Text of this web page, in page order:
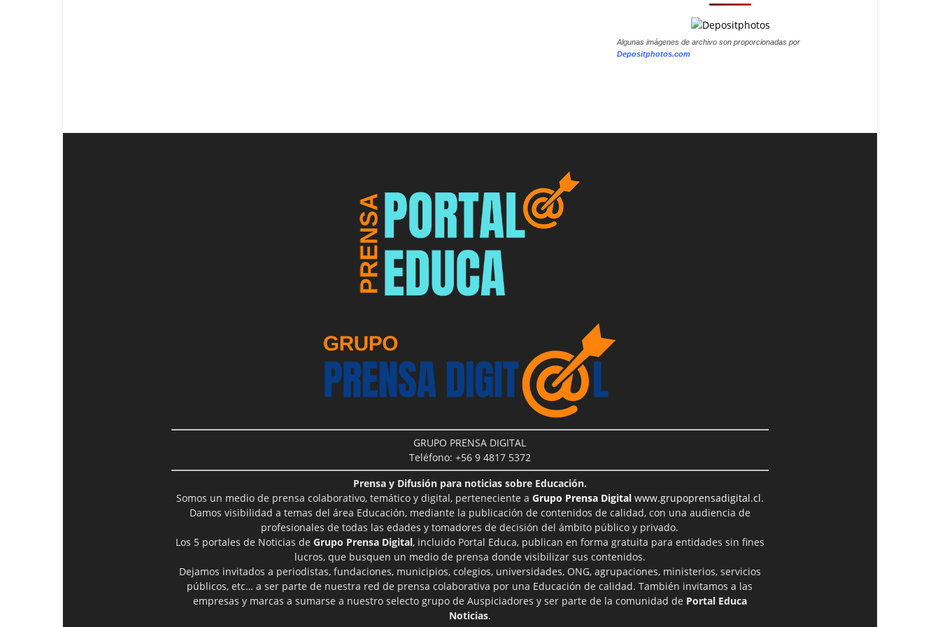
Algunas imágenes de archivo son proporcionadas por
Depositphotos.com
GRUPO PRENSA DIGITAL
Teléfono: +56 9 4817 5372
Prensa y Difusión para noticias sobre Educación.
Somos un medio de prensa colaborativo, temático y digital, perteneciente a Grupo Prensa Digitalwww.grupoprensadigital.cl.
Damos visibilidad a temas del área Educación, mediante la publicación de contenidos de calidad, con una audiencia de
profesionales de todas las edades y tomadores de decisión del ámbito público y privado.
Los 5 portales de Noticias de Grupo Prensa Digital, incluido Portal Educa, publican en forma gratuita para entidades sin fines
lucros, que busquen un medio de prensa donde visibilizar sus contenidos.
Dejamos invitados a periodistas, fundaciones, municipios, colegios, universidades, ONG, agrupaciones, ministerios, servicios
públicos, etc… a ser parte de nuestra red de prensa colaborativa por una Educación de calidad. También invitamos a las
empresas y marcas a sumarse a nuestro selecto grupo de Auspiciadores y ser parte de la comunidad de Portal Educa
Noticias.